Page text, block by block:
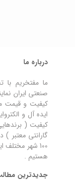
درباره ما
ما مفتخریم با
صنعتی ایران
ایده آل و
گارانتی معتبر )
100 شهر
هستیم .
جدیدترین